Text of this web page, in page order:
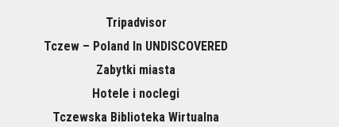
Tripadvisor
Tczew – Poland In UNDISCOVERED
Zabytki miasta
Hotele i noclegi
Tczewska Biblioteka Wirtualna